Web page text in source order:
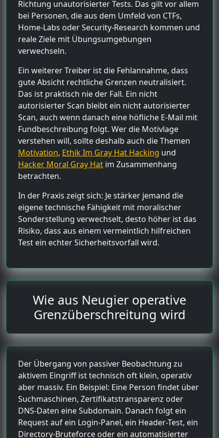
Richtung unautorisierter Tests. Das gilt vor allem
bei Personen, die aus dem Umfeld von CTFs,
Home-Labs oder Security-Research kommen und
reale Ziele mit Übungsumgebungen
verwechseln.
Ein weiterer Treiber ist die Fehlannahme, dass
gute Absicht rechtliche Grenzen neutralisiert.
Das ist praktisch nie der Fall. Ein nicht
autorisierter Scan bleibt ein nicht autorisierter
Scan, auch wenn danach eine höfliche E-Mail mit
Fundbeschreibung folgt. Wer die Motivlage
verstehen will, sollte deshalb auch die Themen
Motivation, Ethik Im Gray Hat Hacking und
Hacker Moral Gray Hat im Zusammenhang
betrachten.
In der Praxis zeigt sich: Je stärker jemand die
eigene technische Fähigkeit mit moralischer
Sonderstellung verwechselt, desto höher ist das
Risiko, dass aus einem vermeintlich hilfreichen
Test ein echter Sicherheitsvorfall wird.
Wie aus Neugier operative
Grenzüberschreitung wird
Der Übergang von passiver Beobachtung zu
aktivem Eingriff ist technisch oft klein, operativ
aber massiv. Ein Beispiel: Eine Person findet über
Suchmaschinen, Zertifikatstransparenz oder
DNS-Daten eine Subdomain. Danach folgt ein
Request auf ein Login-Panel, ein Header-Test, ein
Directory-Bruteforce oder ein automatisierter